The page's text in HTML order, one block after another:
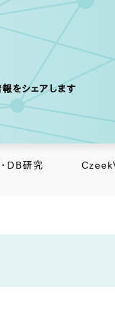
をシェアします
DB研究